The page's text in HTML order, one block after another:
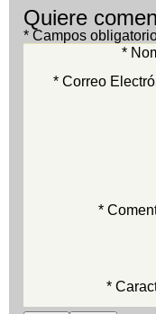
Quiere
* Campos
*
* Correo
*
*